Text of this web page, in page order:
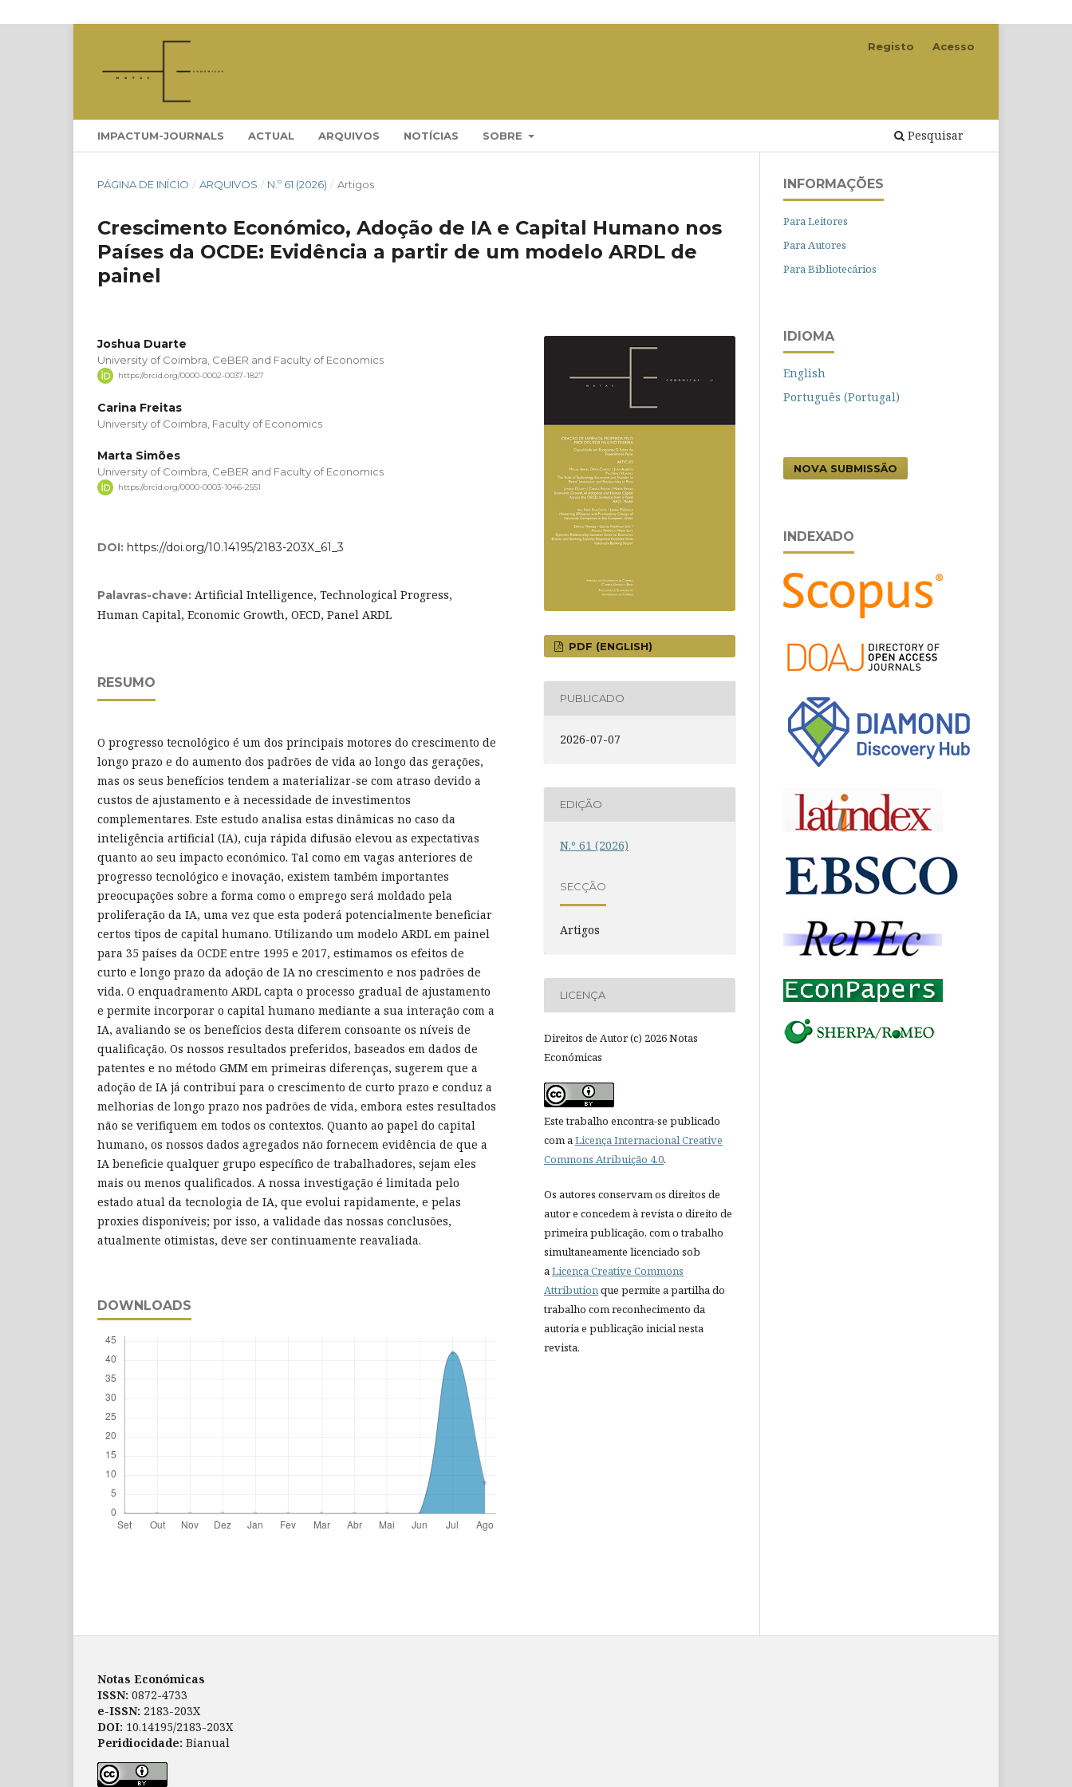
IMPACTUM-JOURNALS ACTUAL ARQUIVOS NOTÍCIAS SOBRE Pesquisar
Registo Acesso
PÁGINA DE INÍCIO / ARQUIVOS / N.º 61 (2026) / Artigos
Crescimento Económico, Adoção de IA e Capital Humano nos
Países da OCDE: Evidência a partir de um modelo ARDL de
painel
Joshua Duarte
University of Coimbra, CeBER and Faculty of Economics
https://orcid.org/0000-0002-0037-1827
Carina Freitas
University of Coimbra, Faculty of Economics
Marta Simões
University of Coimbra, CeBER and Faculty of Economics
https://orcid.org/0000-0003-1046-2551
DOI: https://doi.org/10.14195/2183-203X_61_3
Palavras-chave: Artificial Intelligence, Technological Progress,
Human Capital, Economic Growth, OECD, Panel ARDL
RESUMO
O progresso tecnológico é um dos principais motores do crescimento de
longo prazo e do aumento dos padrões de vida ao longo das gerações,
mas os seus benefícios tendem a materializar-se com atraso devido a
custos de ajustamento e à necessidade de investimentos
complementares. Este estudo analisa estas dinâmicas no caso da
inteligência artificial (IA), cuja rápida difusão elevou as expectativas
quanto ao seu impacto económico. Tal como em vagas anteriores de
progresso tecnológico e inovação, existem também importantes
preocupações sobre a forma como o emprego será moldado pela
proliferação da IA, uma vez que esta poderá potencialmente beneficiar
certos tipos de capital humano. Utilizando um modelo ARDL em painel
para 35 países da OCDE entre 1995 e 2017, estimamos os efeitos de
curto e longo prazo da adoção de IA no crescimento e nos padrões de
vida. O enquadramento ARDL capta o processo gradual de ajustamento
e permite incorporar o capital humano mediante a sua interação com a
IA, avaliando se os benefícios desta diferem consoante os níveis de
qualificação. Os nossos resultados preferidos, baseados em dados de
patentes e no método GMM em primeiras diferenças, sugerem que a
adoção de IA já contribui para o crescimento de curto prazo e conduz a
melhorias de longo prazo nos padrões de vida, embora estes resultados
não se verifiquem em todos os contextos. Quanto ao papel do capital
humano, os nossos dados agregados não fornecem evidência de que a
IA beneficie qualquer grupo específico de trabalhadores, sejam eles
mais ou menos qualificados. A nossa investigação é limitada pelo
estado atual da tecnologia de IA, que evolui rapidamente, e pelas
proxies disponíveis; por isso, a validade das nossas conclusões,
atualmente otimistas, deve ser continuamente reavaliada.
DOWNLOADS
PDF (ENGLISH)
PUBLICADO
2026-07-07
EDIÇÃO
N.º 61 (2026)
SECÇÃO
Artigos
LICENÇA
Direitos de Autor (c) 2026 Notas
Económicas
Este trabalho encontra-se publicado
com aLicença Internacional Creative
Commons Atribuição 4.0.
Os autores conservam os direitos de
autor e concedem à revista o direito de
primeira publicação, com o trabalho
simultaneamente licenciado sob
aLicença Creative Commons
Attributionque permite a partilha do
trabalho com reconhecimento da
autoria e publicação inicial nesta
revista.
INFORMAÇÕES
Para Leitores
Para Autores
Para Bibliotecários
IDIOMA
English
Português (Portugal)
NOVA SUBMISSÃO
INDEXADO
Notas Económicas
ISSN: 0872-4733
e-ISSN: 2183-203X
DOI: 10.14195/2183-203X
Peridiocidade: Bianual